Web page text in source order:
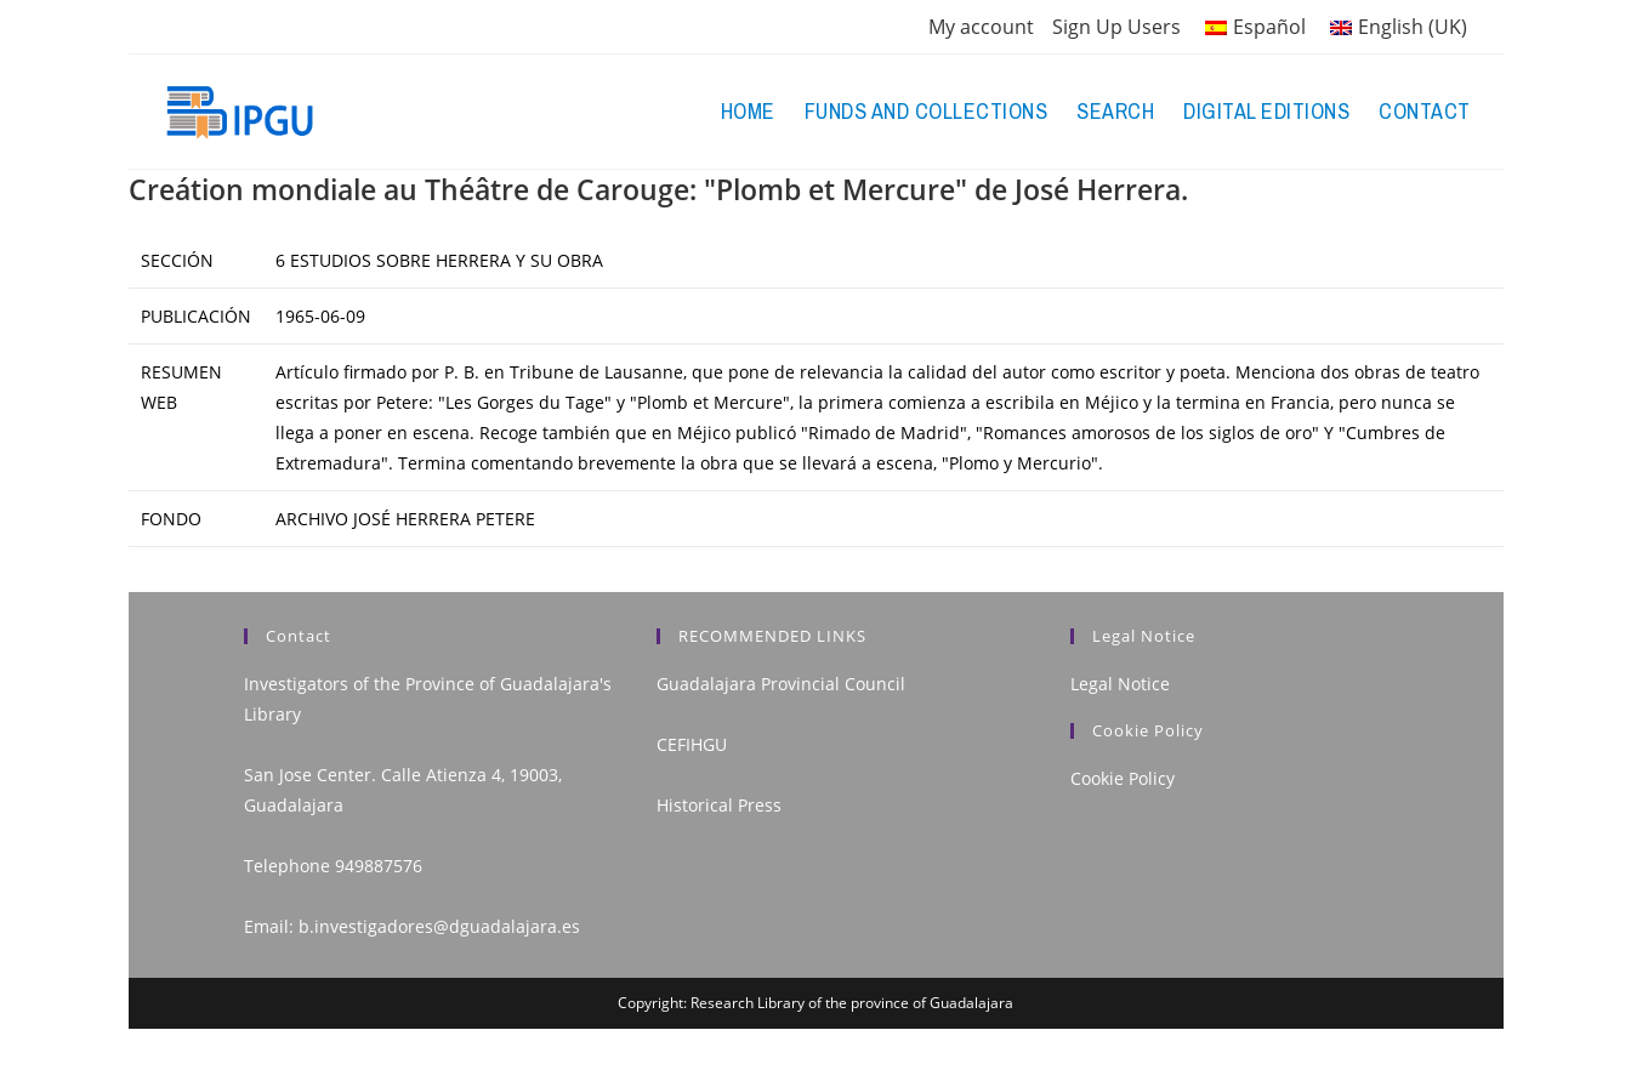
My account Sign Up Users Español English (UK)
HOME FUNDS AND COLLECTIONS SEARCH DIGITAL EDITIONS CONTACT
Creátion mondiale au Théâtre de Carouge: "Plomb et Mercure" de José Herrera.
SECCIÓN 6 ESTUDIOS SOBRE HERRERA Y SU OBRA
PUBLICACIÓN 1965-06-09
RESUMEN
WEB
Artículo firmado por P. B. en Tribune de Lausanne, que pone de relevancia la calidad del autor como escritor y poeta. Menciona dos obras de teatro
escritas por Petere: "Les Gorges du Tage" y "Plomb et Mercure", la primera comienza a escribila en Méjico y la termina en Francia, pero nunca se
llega a poner en escena. Recoge también que en Méjico publicó "Rimado de Madrid", "Romances amorosos de los siglos de oro" Y "Cumbres de
Extremadura". Termina comentando brevemente la obra que se llevará a escena, "Plomo y Mercurio".
FONDO ARCHIVO JOSÉ HERRERA PETERE
Contact
Investigators of the Province of Guadalajara's
Library
San Jose Center. Calle Atienza 4, 19003,
Guadalajara
Telephone 949887576
Email: b.investigadores@dguadalajara.es
RECOMMENDED LINKS
Guadalajara Provincial Council
CEFIHGU
Historical Press
Legal Notice
Legal Notice
Cookie Policy
Cookie Policy
Copyright: Research Library of the province of Guadalajara